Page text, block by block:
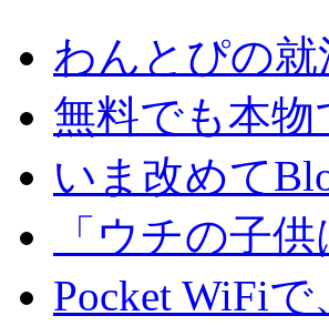
わんとぴの
無料でも本
いま改めて
「ウチの子
Pocket WiFi